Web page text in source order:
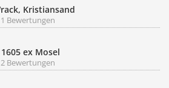
Kristiansand
1 Bewertungen
ex Mosel
2 Bewertungen